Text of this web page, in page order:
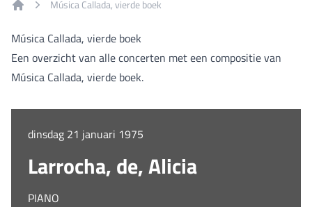
Música Callada, vierde boek
Música Callada, vierde boek
Een overzicht van alle concerten met een compositie van
Música Callada, vierde boek.
dinsdag 21 januari 1975
Larrocha, de, Alicia
PIANO